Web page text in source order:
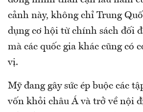
cảnh này, không chỉ Trung
dụng cơ hội từ chính sách đối
mà các quốc gia khác cũng có
vị.
Mỹ đang gây sức ép buộc các
vốn khỏi châu Á và trở về nội